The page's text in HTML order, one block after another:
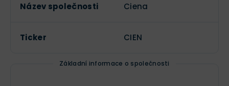
Název společnosti Ciena
Ticker CIEN
Základní informace o společnosti